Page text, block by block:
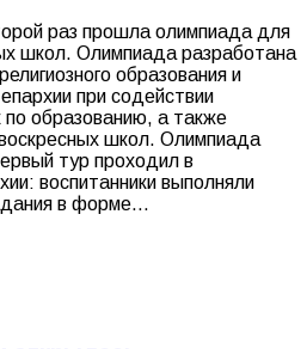
раз прошла олимпиада для
школ. Олимпиада разработана
образования и
при содействии
по образованию, а также
школ. Олимпиада
тур проходил в
воспитанники выполняли
в форме…